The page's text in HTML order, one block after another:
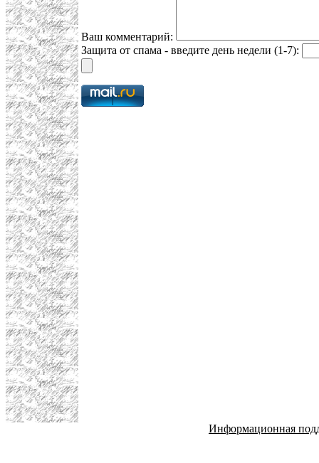
Ваш комментарий:
Защита от спама - введите день недели (1-7):
Информационная